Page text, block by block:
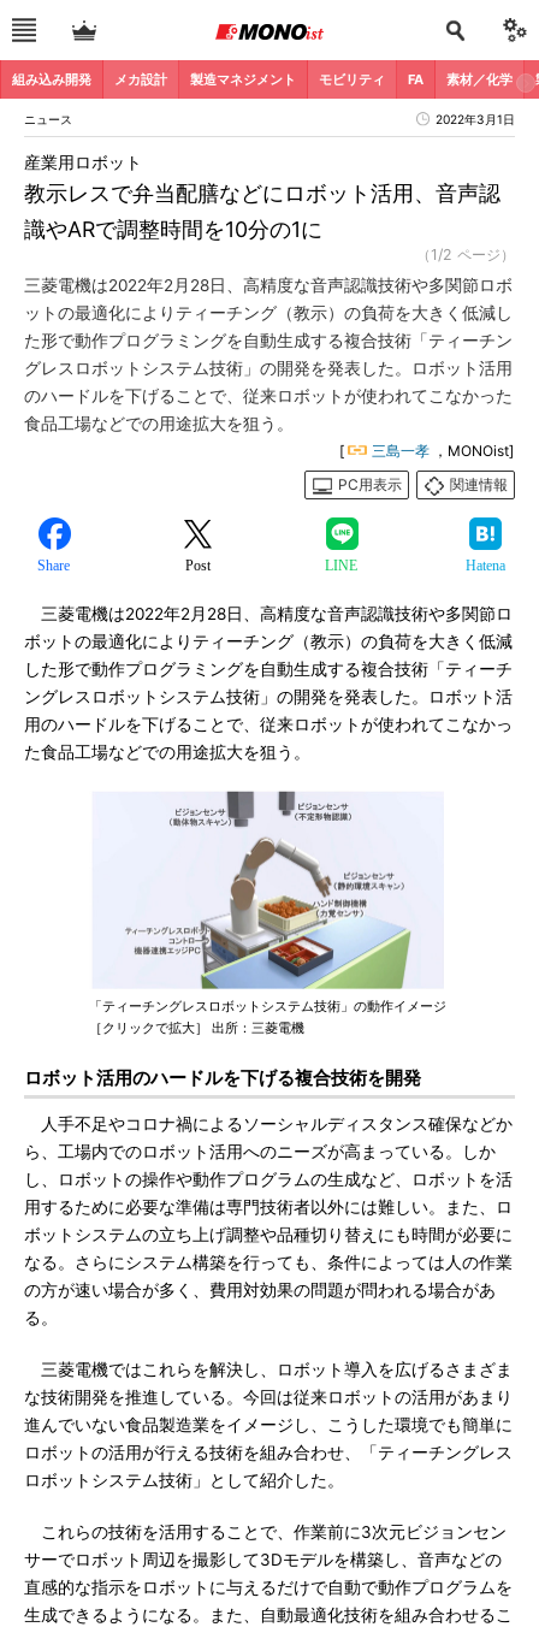
組み込み開発 メカ設計 製造マネジメント モビリティ FA 素材／化学
ニュース 2022年3月1日
教示レスで弁当配膳などにロボット活用、音声認
識やARで調整時間を10分の1に
産業用ロボット
（1/2 ページ）
三菱電機は2022年2月28日、高精度な音声認識技術や多関節ロボ
ットの最適化によりティーチング（教示）の負荷を大きく低減し
た形で動作プログラミングを自動生成する複合技術「ティーチン
グレスロボットシステム技術」の開発を発表した。ロボット活用
のハードルを下げることで、従来ロボットが使われてこなかった
食品工場などでの用途拡大を狙う。
[ 三島一孝 ，MONOist]
PC用表示
関連情報
Share Post LINE Hatena
三菱電機は2022年2月28日、高精度な音声認識技術や多関節ロ
ボットの最適化によりティーチング（教示）の負荷を大きく低減
した形で動作プログラミングを自動生成する複合技術「ティーチ
ングレスロボットシステム技術」の開発を発表した。ロボット活
用のハードルを下げることで、従来ロボットが使われてこなかっ
た食品工場などでの用途拡大を狙う。
「ティーチングレスロボットシステム技術」の動作イメージ
［クリックで拡大］ 出所：三菱電機
ロボット活用のハードルを下げる複合技術を開発
人手不足やコロナ禍によるソーシャルディスタンス確保などか
ら、工場内でのロボット活用へのニーズが高まっている。しか
し、ロボットの操作や動作プログラムの生成など、ロボットを活
用するために必要な準備は専門技術者以外には難しい。また、ロ
ボットシステムの立ち上げ調整や品種切り替えにも時間が必要に
なる。さらにシステム構築を行っても、条件によっては人の作業
の方が速い場合が多く、費用対効果の問題が問われる場合があ
る。
三菱電機ではこれらを解決し、ロボット導入を広げるさまざま
な技術開発を推進している。今回は従来ロボットの活用があまり
進んでいない食品製造業をイメージし、こうした環境でも簡単に
ロボットの活用が行える技術を組み合わせ、「ティーチングレス
ロボットシステム技術」として紹介した。
これらの技術を活用することで、作業前に3次元ビジョンセン
サーでロボット周辺を撮影して3Dモデルを構築し、音声などの
直感的な指示をロボットに与えるだけで自動で動作プログラムを
生成できるようになる。また、自動最適化技術を組み合わせるこ